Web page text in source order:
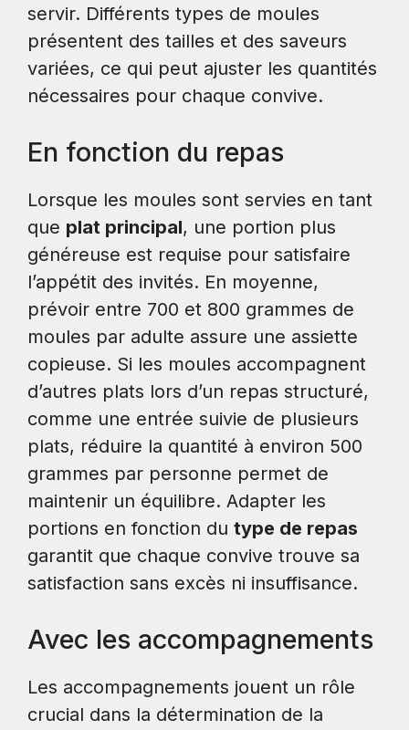
servir. Différents types de moules
présentent des tailles et des saveurs
variées, ce qui peut ajuster les quantités
nécessaires pour chaque convive.
En fonction du repas
Lorsque les moules sont servies en tant
que plat principal, une portion plus
généreuse est requise pour satisfaire
l’appétit des invités. En moyenne,
prévoir entre 700 et 800 grammes de
moules par adulte assure une assiette
copieuse. Si les moules accompagnent
d’autres plats lors d’un repas structuré,
comme une entrée suivie de plusieurs
plats, réduire la quantité à environ 500
grammes par personne permet de
maintenir un équilibre. Adapter les
portions en fonction du type de repas
garantit que chaque convive trouve sa
satisfaction sans excès ni insuffisance.
Avec les accompagnements
Les accompagnements jouent un rôle
crucial dans la détermination de la